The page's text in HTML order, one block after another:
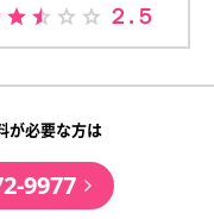
２.５
が必要な方は
9977